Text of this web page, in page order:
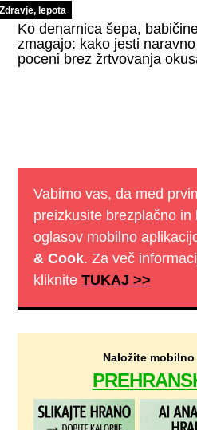
Zdravje, lepota
Ko denarnica šepa,
zmagajo: kako jesti
poceni brez žrtvovanja
Vabimo vas, da med
preizkusite brezplačno in
oglasov mobilno
& Cook. Za več
klikniteTUKAJ >>
Naložite